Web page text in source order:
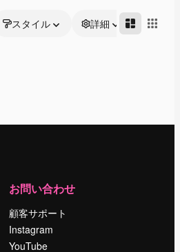
スタイル 詳細
お問い合わせ
顧客サポート
Instagram
YouTube